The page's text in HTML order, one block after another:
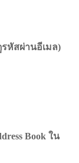
รหัสผ่านอีเมล)
Book ใน